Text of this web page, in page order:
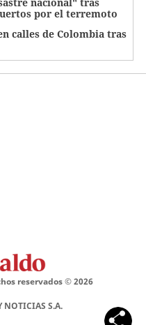
por el terremoto
calles de Colombia tras
reservados ©2026
NOTICIAS S.A.